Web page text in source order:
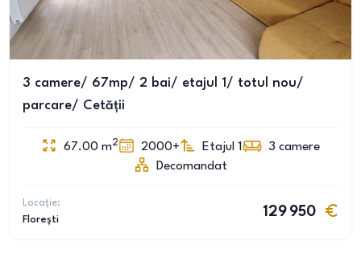
3 camere/ 67mp/ 2 bai/ etajul 1/ totul nou/
parcare/ Cetății
67.00 m2 2000+ Etajul 1 3 camere
Decomandat
Locație:
Florești
129 950